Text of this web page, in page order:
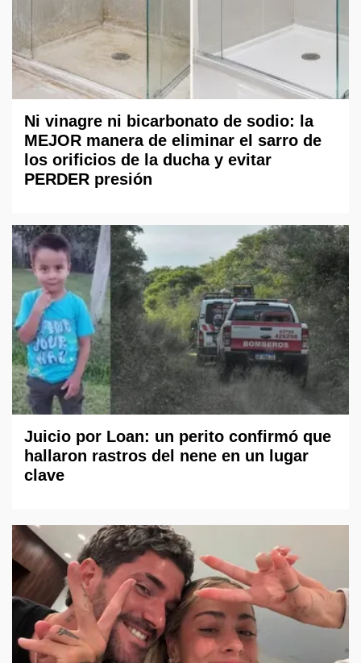
Ni vinagre ni bicarbonato de sodio: la
MEJOR manera de eliminar el sarro de
los orificios de la ducha y evitar
PERDER presión
Juicio por Loan: un perito confirmó que
hallaron rastros del nene en un lugar
clave